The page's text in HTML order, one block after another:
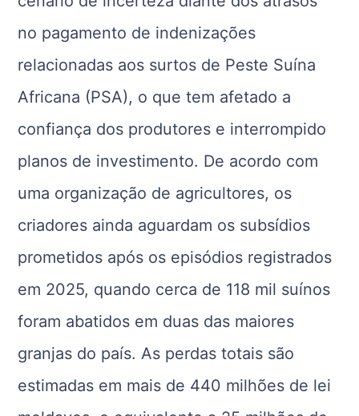
no pagamento de indenizações
relacionadas aos surtos de Peste Suína
Africana (PSA), o que tem afetado a
confiança dos produtores e interrompido
planos de investimento. De acordo com
uma organização de agricultores, os
criadores ainda aguardam os subsídios
prometidos após os episódios registrados
em 2025, quando cerca de 118 mil suínos
foram abatidos em duas das maiores
granjas do país. As perdas totais são
estimadas em mais de 440 milhões de lei